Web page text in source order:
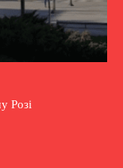
Розі